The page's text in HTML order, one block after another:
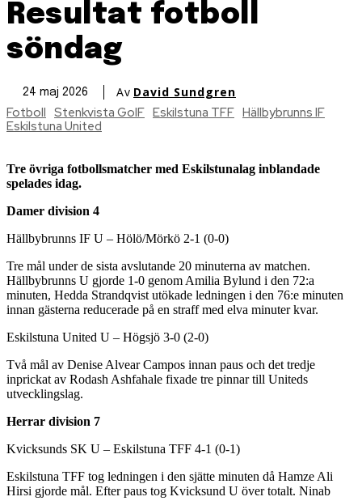
Resultat fotboll
söndag
24 maj 2026 Av David Sundgren
Fotboll Stenkvista GoIF Eskilstuna TFF Hällbybrunns IF
Eskilstuna United
Tre övriga fotbollsmatcher med Eskilstunalag inblandade
spelades idag.
Damer division 4
Hällbybrunns IF U – Hölö/Mörkö 2-1 (0-0)
Tre mål under de sista avslutande 20 minuterna av matchen.
Hällbybrunns U gjorde 1-0 genom Amilia Bylund i den 72:a
minuten, Hedda Strandqvist utökade ledningen i den 76:e minuten
innan gästerna reducerade på en straff med elva minuter kvar.
Eskilstuna United U – Högsjö 3-0 (2-0)
Två mål av Denise Alvear Campos innan paus och det tredje
inprickat av Rodash Ashfahale fixade tre pinnar till Uniteds
utvecklingslag.
Herrar division 7
Kvicksunds SK U – Eskilstuna TFF 4-1 (0-1)
Eskilstuna TFF tog ledningen i den sjätte minuten då Hamze Ali
Hirsi gjorde mål. Efter paus tog Kvicksund U över totalt. Ninab